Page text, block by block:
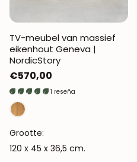
TV-meubel van massief
eikenhout Geneva |
NordicStory
Normale
prijs
€570,00
1 reseña
Grootte:
120 x 45 x 36,5 cm.